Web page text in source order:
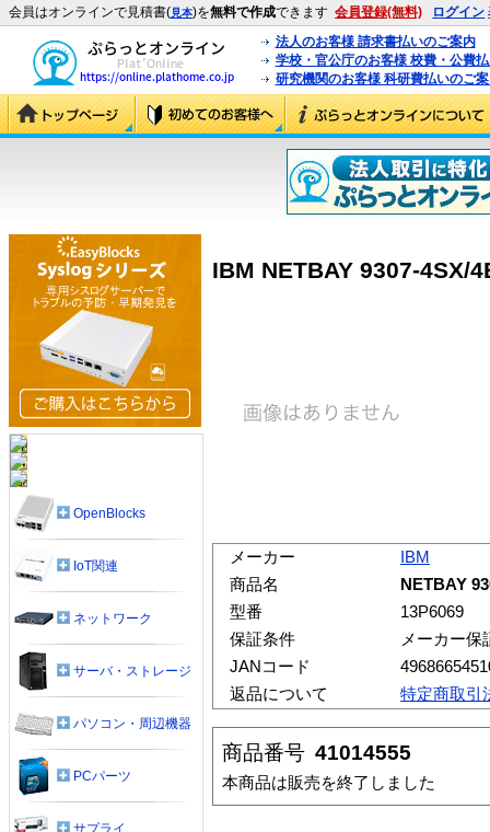
会員はオンラインで見積書(見本)を無料で作成できます 会員登録(無料) ログイン
法人のお客様 請求書払いのご案内
学校・官公庁のお客様 校費・公費
研究機関のお客様 科研費払いのご
IBM NETBAY 9307-4SX/
メーカー
IBM
商品名
NETBAY
型番
13P6069
保証条件
メーカー保
JANコード
返品について
特定商取引
商品番号 41014555
本商品は販売を終了しました
OpenBlocks
IoT関連
ネットワーク
サーバ・ストレージ
パソコン・周辺機器
PCパーツ
サプライ